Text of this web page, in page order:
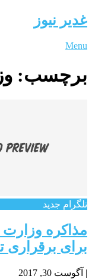
غدیر نیوز
Menu
برچسب:
تلگرام جدید
مذاکره وزارت
برای
| آگوست 30, 2017